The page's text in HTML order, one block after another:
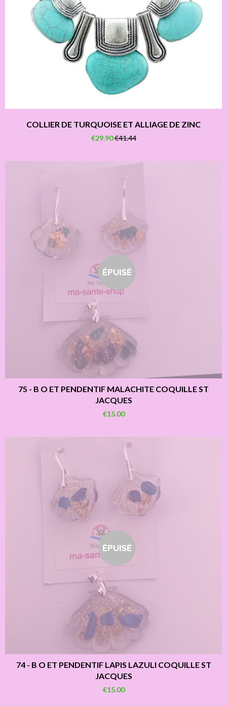
COLLIER DE TURQUOISE ET ALLIAGE DE ZINC
€29.90€41.44
ÉPUISÉ
75 - B O ET PENDENTIF MALACHITE COQUILLE ST
JACQUES
€15.00
ÉPUISÉ
74 - B O ET PENDENTIF LAPIS LAZULI COQUILLE ST
JACQUES
€15.00